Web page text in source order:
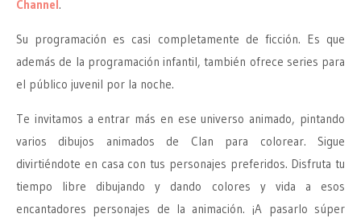
Channel.
Su programación es casi completamente de ficción. Es que
además de la programación infantil, también ofrece series para
el público juvenil por la noche.
Te invitamos a entrar más en ese universo animado, pintando
varios dibujos animados de Clan para colorear. Sigue
divirtiéndote en casa con tus personajes preferidos. Disfruta tu
tiempo libre dibujando y dando colores y vida a esos
encantadores personajes de la animación. ¡A pasarlo súper